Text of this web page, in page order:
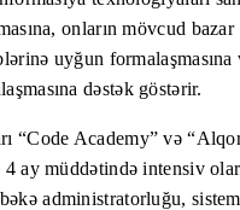
onların mövcud bazar
uyğun
dəstək göstərir.
“Code Academy” və
ay müddətində intensiv
administratorluğu, sistem